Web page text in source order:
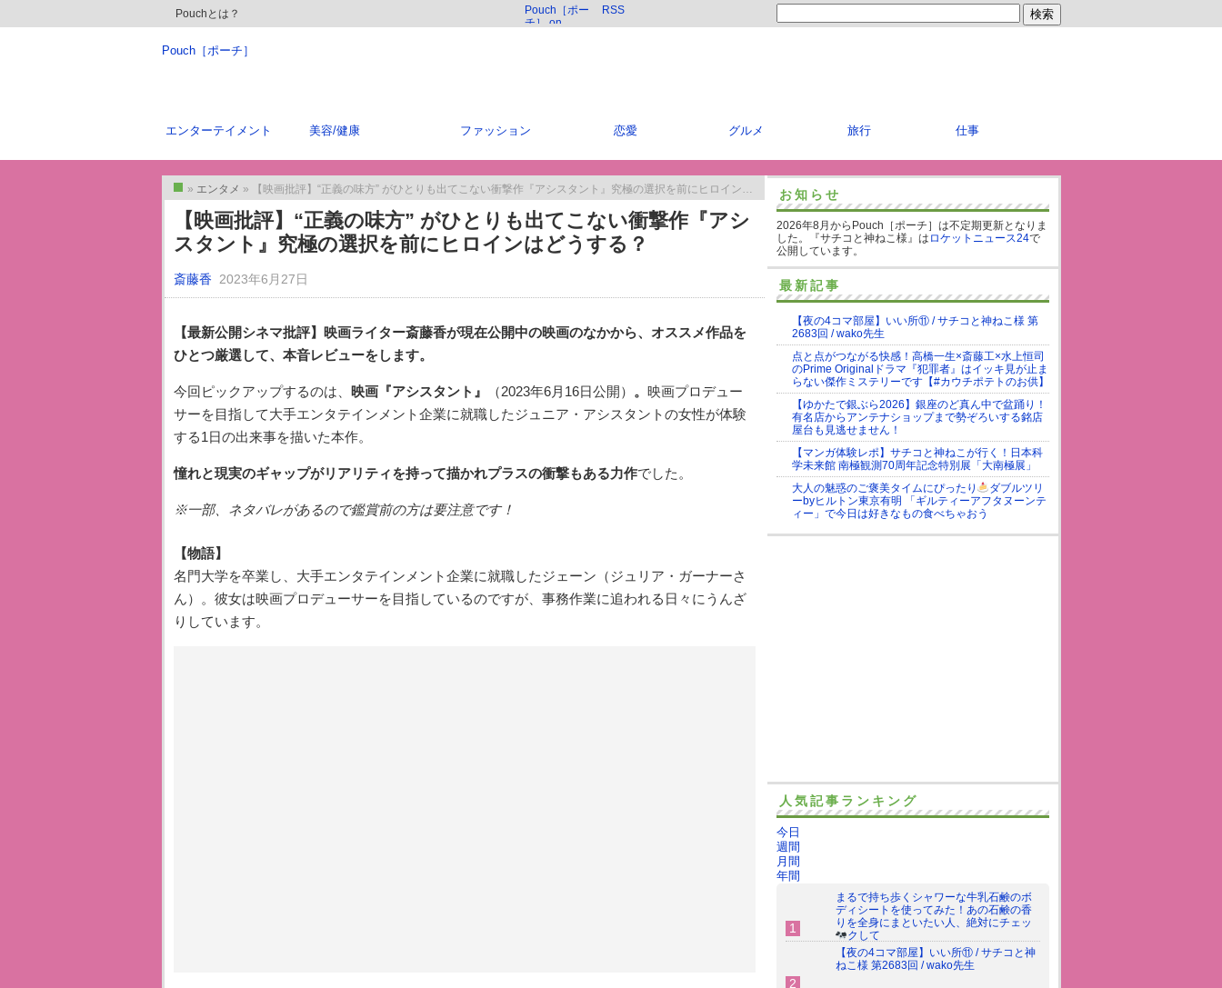
Pouchとは？
Pouch［ポー
チ］ on
RSS
Pouch［ポーチ］
エンターテイメント 美容/健康 ファッション 恋愛 グルメ 旅行 仕事
トップ
» エンタメ » 【映画批評】“正義の味方” がひとりも出てこない衝撃作『アシスタント』究極の選択を前にヒロインはどうする？
【映画批評】“正義の味方” がひとりも出てこない衝撃作『アシ
スタント』究極の選択を前にヒロインはどうする？
斎藤香 2023年6月27日
【最新公開シネマ批評】映画ライター斎藤香が現在公開中の映画のなかから、オススメ作品を
ひとつ厳選して、本音レビューをします。
今回ピックアップするのは、 映画『アシスタント』 （2023年6月16日公開） 。 映画プロデュー
サーを目指して大手エンタテインメント企業に就職したジュニア・アシスタントの女性が体験
する1日の出来事を描いた本作。
憧れと現実のギャップがリアリティを持って描かれプラスの衝撃もある力作でした。
※一部、ネタバレがあるので鑑賞前の方は要注意です！
【物語】
名門大学を卒業し、大手エンタテインメント企業に就職したジェーン（ジュリア・ガーナーさ
ん）。彼女は映画プロデューサーを目指しているのですが、事務作業に追われる日々にうんざ
りしています。
お知らせ
2026年8月からPouch［ポーチ］は不定期更新となりま
した。『サチコと神ねこ様』は ロケットニュース24で
公開しています。
最新記事
【夜の4コマ部屋】いい所⑪ / サチコと神ねこ様 第
2683回 / wako先生
点と点がつながる快感！高橋一生×斎藤工×水上恒司
のPrime Originalドラマ『犯罪者』はイッキ見が止ま
らない傑作ミステリーです【#カウチポテトのお供】
【ゆかたで銀ぶら2026】銀座のど真ん中で盆踊り！
有名店からアンテナショップまで勢ぞろいする銘店
屋台も見逃せません！
【マンガ体験レポ】サチコと神ねこが行く！日本科
学未来館 南極観測70周年記念特別展「大南極展」
大人の魅惑のご褒美タイムにぴったり
ダブルツリ
ーbyヒルトン東京有明 「ギルティーアフタヌーンテ
ィー」で今日は好きなもの食べちゃおう
人気記事ランキング
今日
週間
月間
年間
まるで持ち歩くシャワーな牛乳石鹸のボ
ディシートを使ってみた！あの石鹸の香
りを全身にまといたい人、絶対にチェッ
クして
【夜の4コマ部屋】いい所⑪ / サチコと神
ねこ様 第2683回 / wako先生